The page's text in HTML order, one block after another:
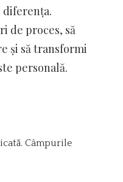
diferența.
de proces, să
și să transformi
personală.
Câmpurile